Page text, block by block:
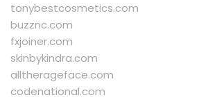
tonybestcosmetics.com
buzznc.com
fxjoiner.com
skinbykindra.com
alltherageface.com
codenational.com